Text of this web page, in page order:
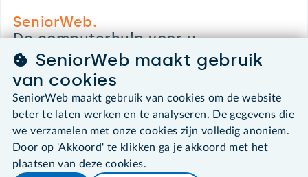
SeniorWeb.
De computerhulp voor u.
030 - 276 99 65
leden@seniorweb.nl
©2026 SeniorWeb
SeniorWeb maakt gebruik
van cookies
SeniorWeb maakt gebruik van cookies om de website
beter te laten werken en te analyseren. De gegevens die
we verzamelen met onze cookies zijn volledig anoniem.
Door op 'Akkoord' te klikken ga je akkoord met het
plaatsen van deze cookies.